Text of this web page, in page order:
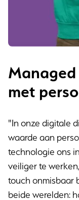
met
"In onze digitale
waarde aan
technologie ons
veiliger te
touch onmisbaar
beide werelden: